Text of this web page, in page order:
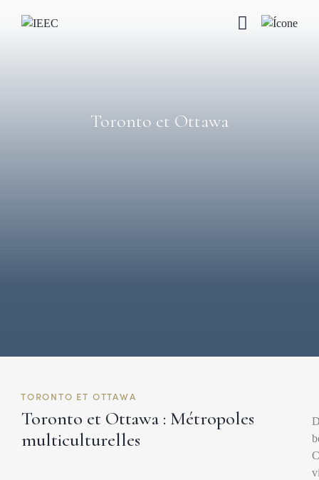
Toronto et Ottawa
TORONTO ET OTTAWA
Toronto et Ottawa : Métropoles
multiculturelles